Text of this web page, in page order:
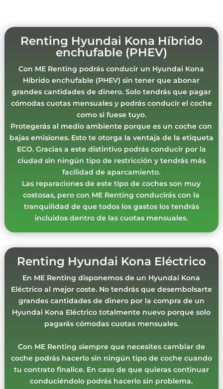
Renting Hyundai Kona Híbrido
enchufable (PHEV)
Con ME Renting podrás conducir un Hyundai Kona
Híbrido enchufable (PHEV) sin tener que abonar
grandes cantidades de dinero. Solo tendrás que pagar
cómodas cuotas mensuales y podrás conducir el coche
como si fuese tuyo.
Protegerás al medio ambiente porque es un coche con
bajas emisiones. Esto te otorga la ventaja de la etiqueta
ECO. Gracias a este distintivo podrás conducir por la
ciudad sin ningún tipo de restricción y tendrás más
facilidad de aparcamiento.
Las reparaciones de este tipo de coches son muy
costosas, pero con ME Renting conducirás con la
tranquilidad de que todos los gastos los tendrás
incluidos dentro de las cuotas mensuales.
Renting Hyundai Kona Eléctrico
En ME Renting disponemos de un Hyundai Kona
Eléctrico al mejor coste. No tendrás que desembolsarte
grandes cantidades de dinero por la compra de un
Hyundai Kona Eléctrico totalmente nuevo porque solo
pagarás cómodas cuotas mensuales.
Con ME Renting siempre que necesites cambiar de
coche podrás hacerlo sin ningún tipo de coche cuando
tu contrato finalice. En caso de que quieras continuar
conduciéndolo podrás hacerlo sin problema.